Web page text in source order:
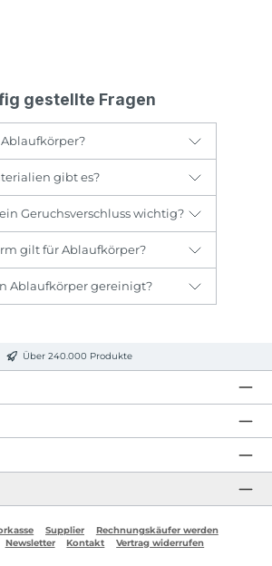
gestellte Fragen
gibt es?
Geruchsverschluss wichtig?
gilt für Ablaufkörper?
Ablaufkörper gereinigt?
Über 240.000 Produkte
Supplier
Rechnungskäufer werden
Newsletter Kontakt Vertrag widerrufen